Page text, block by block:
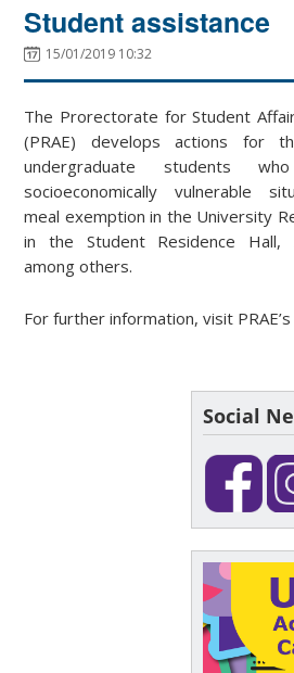
Student assistance
15/01/2019 10:32
The Prorectorate for Student
(PRAE) develops actions for
undergraduate students
socioeconomically vulnerable
meal exemption in the University
in the Student Residence Hall,
among others.
For further information, visit
Social